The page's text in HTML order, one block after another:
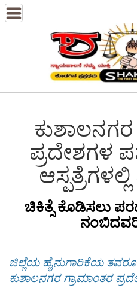
ಪ್ರದೇಶಗಳ
ಆಸ್ಪತ್ರೆಗಳಲ್ಲಿ
ಚಿಕಿತ್ಸೆ ಕೊಡಿಸಲು
ಜಿಲ್ಲೆಯ ಹೈನುಗಾರಿಕೆಯ
ಕುಶಾಲನಗರ ಗ್ರಾಮಾಂತರ